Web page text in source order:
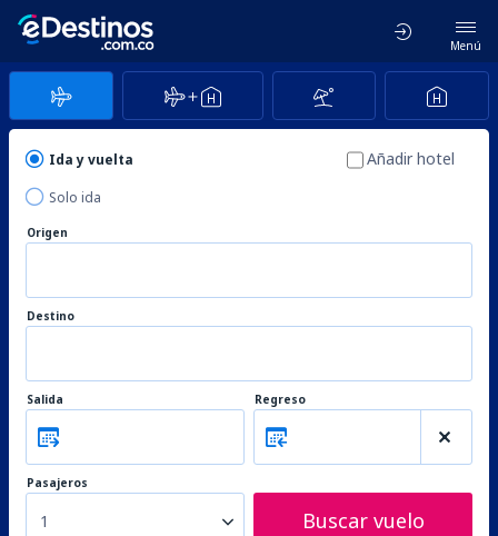
Menú
Ida y vuelta
Solo ida
Añadir hotel
Origen
Destino
Salida Regreso
Pasajeros
1 Buscar vuelo